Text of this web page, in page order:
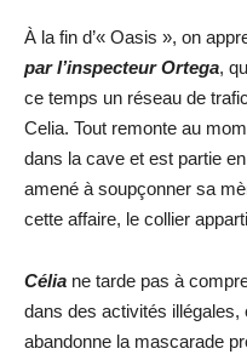
À la fin d’« Oasis », on
par l’inspecteur Ortega,
ce temps un réseau de
Celia. Tout remonte au
dans la cave et est partie
amené à soupçonner sa
cette affaire, le collier
Célia ne tarde pas à
dans des activités illégales,
abandonne la mascarade